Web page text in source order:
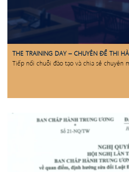
THE TRAINING DAY – CHUYÊN ĐỀ THI
Tiếp nối chuỗi đào tạo và chia sẻ chuyên